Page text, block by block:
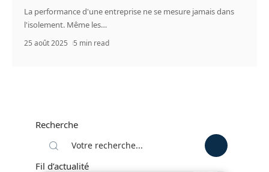
La performance d'une entreprise ne se mesure jamais dans
l'isolement. Même les…
25 août 2025 5 min read
Recherche
Fil d’actualité